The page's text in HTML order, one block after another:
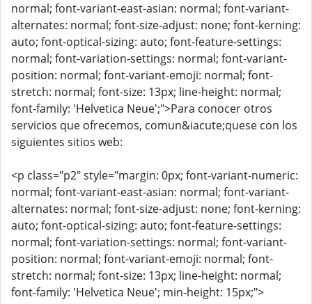
normal; font-variant-east-asian: normal; font-variant-
alternates: normal; font-size-adjust: none; font-kerning:
auto; font-optical-sizing: auto; font-feature-settings:
normal; font-variation-settings: normal; font-variant-
position: normal; font-variant-emoji: normal; font-
stretch: normal; font-size: 13px; line-height: normal;
font-family: 'Helvetica Neue';">Para conocer otros
servicios que ofrecemos, comun&iacute;quese con los
siguientes sitios web:
<p class="p2" style="margin: 0px; font-variant-numeric:
normal; font-variant-east-asian: normal; font-variant-
alternates: normal; font-size-adjust: none; font-kerning:
auto; font-optical-sizing: auto; font-feature-settings:
normal; font-variation-settings: normal; font-variant-
position: normal; font-variant-emoji: normal; font-
stretch: normal; font-size: 13px; line-height: normal;
font-family: 'Helvetica Neue'; min-height: 15px;">